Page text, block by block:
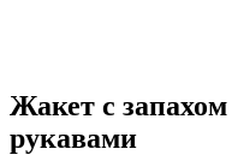
Жакет с
рукавами